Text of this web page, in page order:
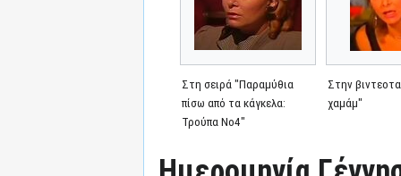
Στη σειρά "Παραμύθια
πίσω από τα κάγκελα:
Τρούπα Νο4"
Στην
χαμάμ"